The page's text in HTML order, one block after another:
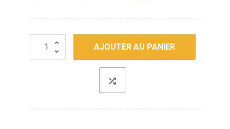
AJOUTER AU PANIER